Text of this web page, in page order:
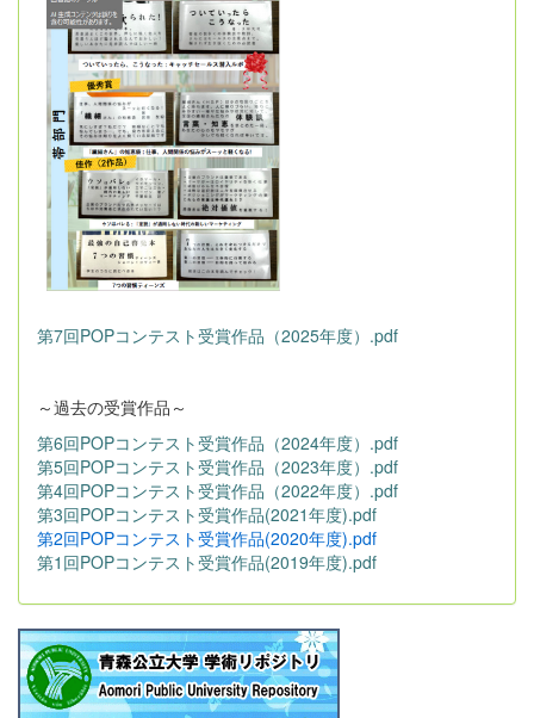
第7回POPコンテスト受賞作品（2025年度）.pdf
～過去の受賞作品～
第6回POPコンテスト受賞作品（2024年度）.pdf
第5回POPコンテスト受賞作品（2023年度）.pdf
第4回POPコンテスト受賞作品（2022年度）.pdf
第3回POPコンテスト受賞作品(2021年度).pdf
第2回POPコンテスト受賞作品(2020年度).pdf
第1回POPコンテスト受賞作品(2019年度).pdf